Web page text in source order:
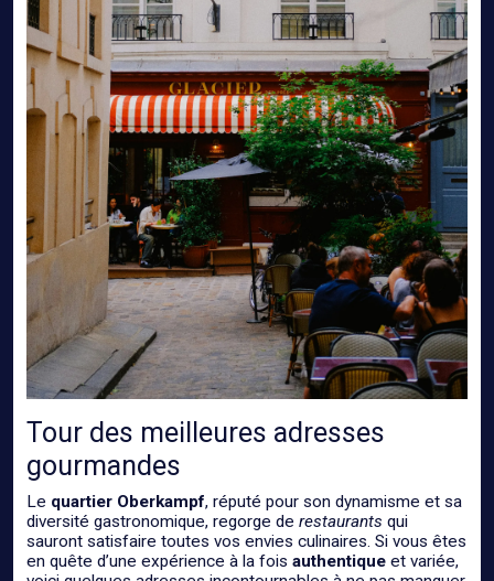
Tour des meilleures adresses
gourmandes
Le quartier Oberkampf, réputé pour son dynamisme et sa
diversité gastronomique, regorge de restaurants qui
sauront satisfaire toutes vos envies culinaires. Si vous êtes
en quête d’une expérience à la fois authentique et variée,